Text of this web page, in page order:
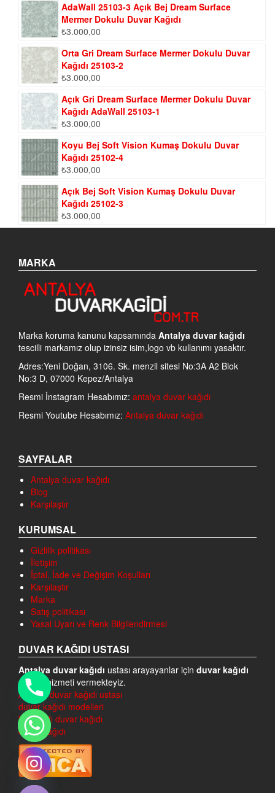
AdaWall 25103-3 Açık Bej Dream Surface
Mermer Dokulu Duvar Kağıdı
₺3.000,00
Orta Gri Dream Surface Mermer Dokulu Duvar
Kağıdı 25103-2
₺3.000,00
Açık Gri Dream Surface Mermer Dokulu Duvar
Kağıdı AdaWall 25103-1
₺3.000,00
Koyu Bej Soft Vision Kumaş Dokulu Duvar
Kağıdı 25102-4
₺3.000,00
Açık Bej Soft Vision Kumaş Dokulu Duvar
Kağıdı 25102-3
₺3.000,00
MARKA
Marka koruma kanunu kapsamında Antalya duvar kağıdı
tescilli markamız olup izinsiz isim,logo vb kullanımı yasaktır.
Adres:Yeni Doğan, 3106. Sk. menzil sitesi No:3A A2 Blok
No:3 D, 07000 Kepez/Antalya
Resmi İnstagram Hesabımız: antalya duvar kağıdı
Resmi Youtube Hesabımız: Antalya duvar kağıdı
SAYFALAR
Antalya duvar kağıdı
Blog
Karşılaştır
KURUMSAL
Gizlilik politikası
İletişim
İptal, İade ve Değişim Koşulları
Karşılaştır
Marka
Satış politikası
Yasal Uyarı ve Renk Bilgilendirmesi
DUVAR KAĞIDI USTASI
Antalya duvar kağıdı ustası arayayanlar için duvar kağıdı
ustası
hizmeti vermekteyiz.
Antalya duvar kağıdı ustası
duvar kağıdı modelleri
konyaaltı duvar kağıdı
duvar kağıdı
Hide
chaty